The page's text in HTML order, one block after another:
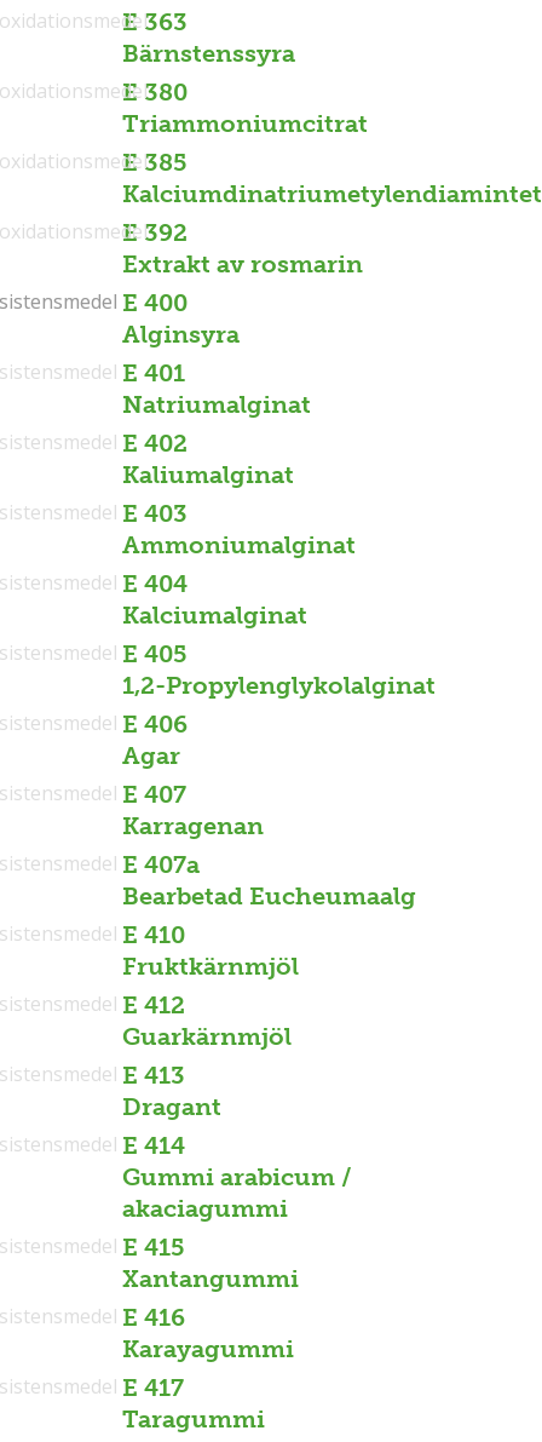
E 363
Bärnstenssyra
E 380
Triammoniumcitrat
E 385
E 392
Extrakt av rosmarin
E 400
Alginsyra
E 401
Natriumalginat
E 402
Kaliumalginat
E 403
Ammoniumalginat
E 404
Kalciumalginat
E 405
1,2-Propylenglykolalginat
E 406
Agar
E 407
Karragenan
E 407a
Bearbetad Eucheumaalg
E 410
Fruktkärnmjöl
E 412
Guarkärnmjöl
E 413
Dragant
E 414
Gummi arabicum /
akaciagummi
E 415
Xantangummi
E 416
Karayagummi
E 417
Taragummi